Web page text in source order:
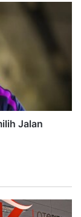
Jalan